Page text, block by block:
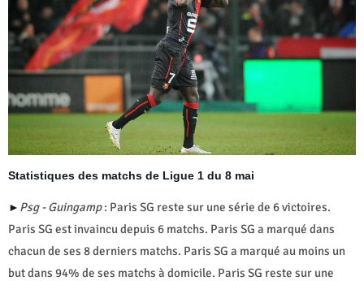
Statistiques des matchs de Ligue 1 du 8 mai
► Psg - Guingamp: Paris SG reste sur une série de 6 victoires.
Paris SG est invaincu depuis 6 matchs. Paris SG a marqué dans
chacun de ses 8 derniers matchs. Paris SG a marqué au moins un
but dans 94% de ses matchs à domicile. Paris SG reste sur une